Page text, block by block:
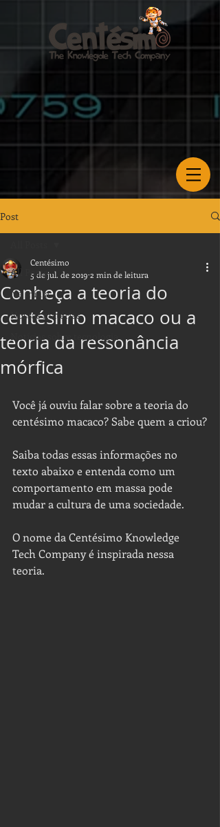
Post
All Posts
Na mídia
Nossas matérias
Notícias sobre tecnologia
Conheça a teoria do
centésimo macaco ou a
teoria da ressonância
mórfica
Centésimo
5 de jul. de 2019 2 min de leitura
Você já ouviu falar sobre a teoria do
centésimo macaco? Sabe quem a criou?
Saiba todas essas informações no
texto abaixo e entenda como um
comportamento em massa pode
mudar a cultura de uma sociedade.
O nome da Centésimo Knowledge
Tech Company é inspirada nessa
teoria.